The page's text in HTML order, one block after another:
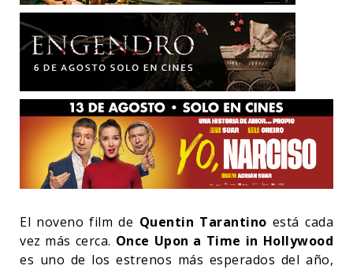
El noveno film de Quentin Tarantino está cada
vez más cerca. Once Upon a Time in Hollywood
es uno de los estrenos más esperados del año,